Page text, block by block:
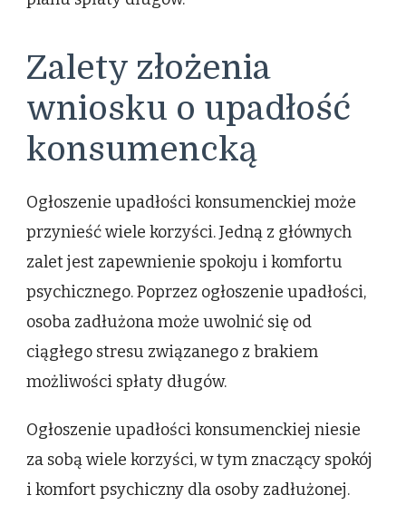
Zalety złożenia
wniosku o upadłość
konsumencką
Ogłoszenie upadłości konsumenckiej może
przynieść wiele korzyści. Jedną z głównych
zalet jest zapewnienie spokoju i komfortu
psychicznego. Poprzez ogłoszenie upadłości,
osoba zadłużona może uwolnić się od
ciągłego stresu związanego z brakiem
możliwości spłaty długów.
Ogłoszenie upadłości konsumenckiej niesie
za sobą wiele korzyści, w tym znaczący spokój
i komfort psychiczny dla osoby zadłużonej.